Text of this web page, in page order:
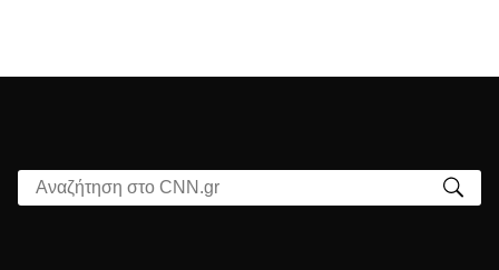
Αναζήτηση στο CNN.gr